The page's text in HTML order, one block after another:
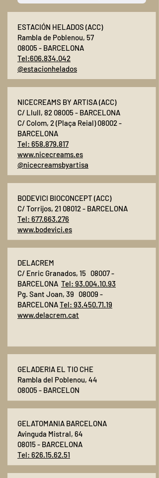
ESTACIÓN HELADOS (ACC)
Rambla de Poblenou, 57
08005 - BARCELONA
Tel:606.834.042
@estacionhelados
NICECREAMS BY ARTISA (ACC)
C/ Llull, 82 08005 - BARCELONA
C/ Colom, 2 (Plaça Reial) 08002 -
BARCELONA
Tel: 658.879.817
www.nicecreams.es
@nicecreamsbyartisa
BODEVICI BIOCONCEPT (ACC)
C/ Torrijos, 21 08012 - BARCELONA
Tel: 677.663.276
www.bodevici.es
DELACREM
C/ Enric Granados, 15 08007 -
BARCELONA Tel: 93.004.10.93
Pg. Sant Joan, 39 08009 -
BARCELONATel: 93.450.71.19
www.delacrem.cat
GELADERIA EL TIO CHE
Rambla del Poblenou, 44
08005 - BARCELON
GELATOMANIA BARCELONA
Avinguda Mistral, 64
08015 - BARCELONA
Tel: 626.15.62.51